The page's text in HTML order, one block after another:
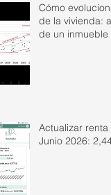
Cómo
de la vivienda:
de un inmueble
Actualizar renta
Junio 2026: